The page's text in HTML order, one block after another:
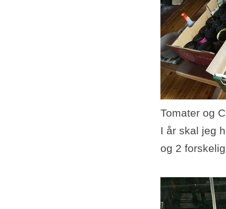
Tomater og
I år skal jeg
og 2